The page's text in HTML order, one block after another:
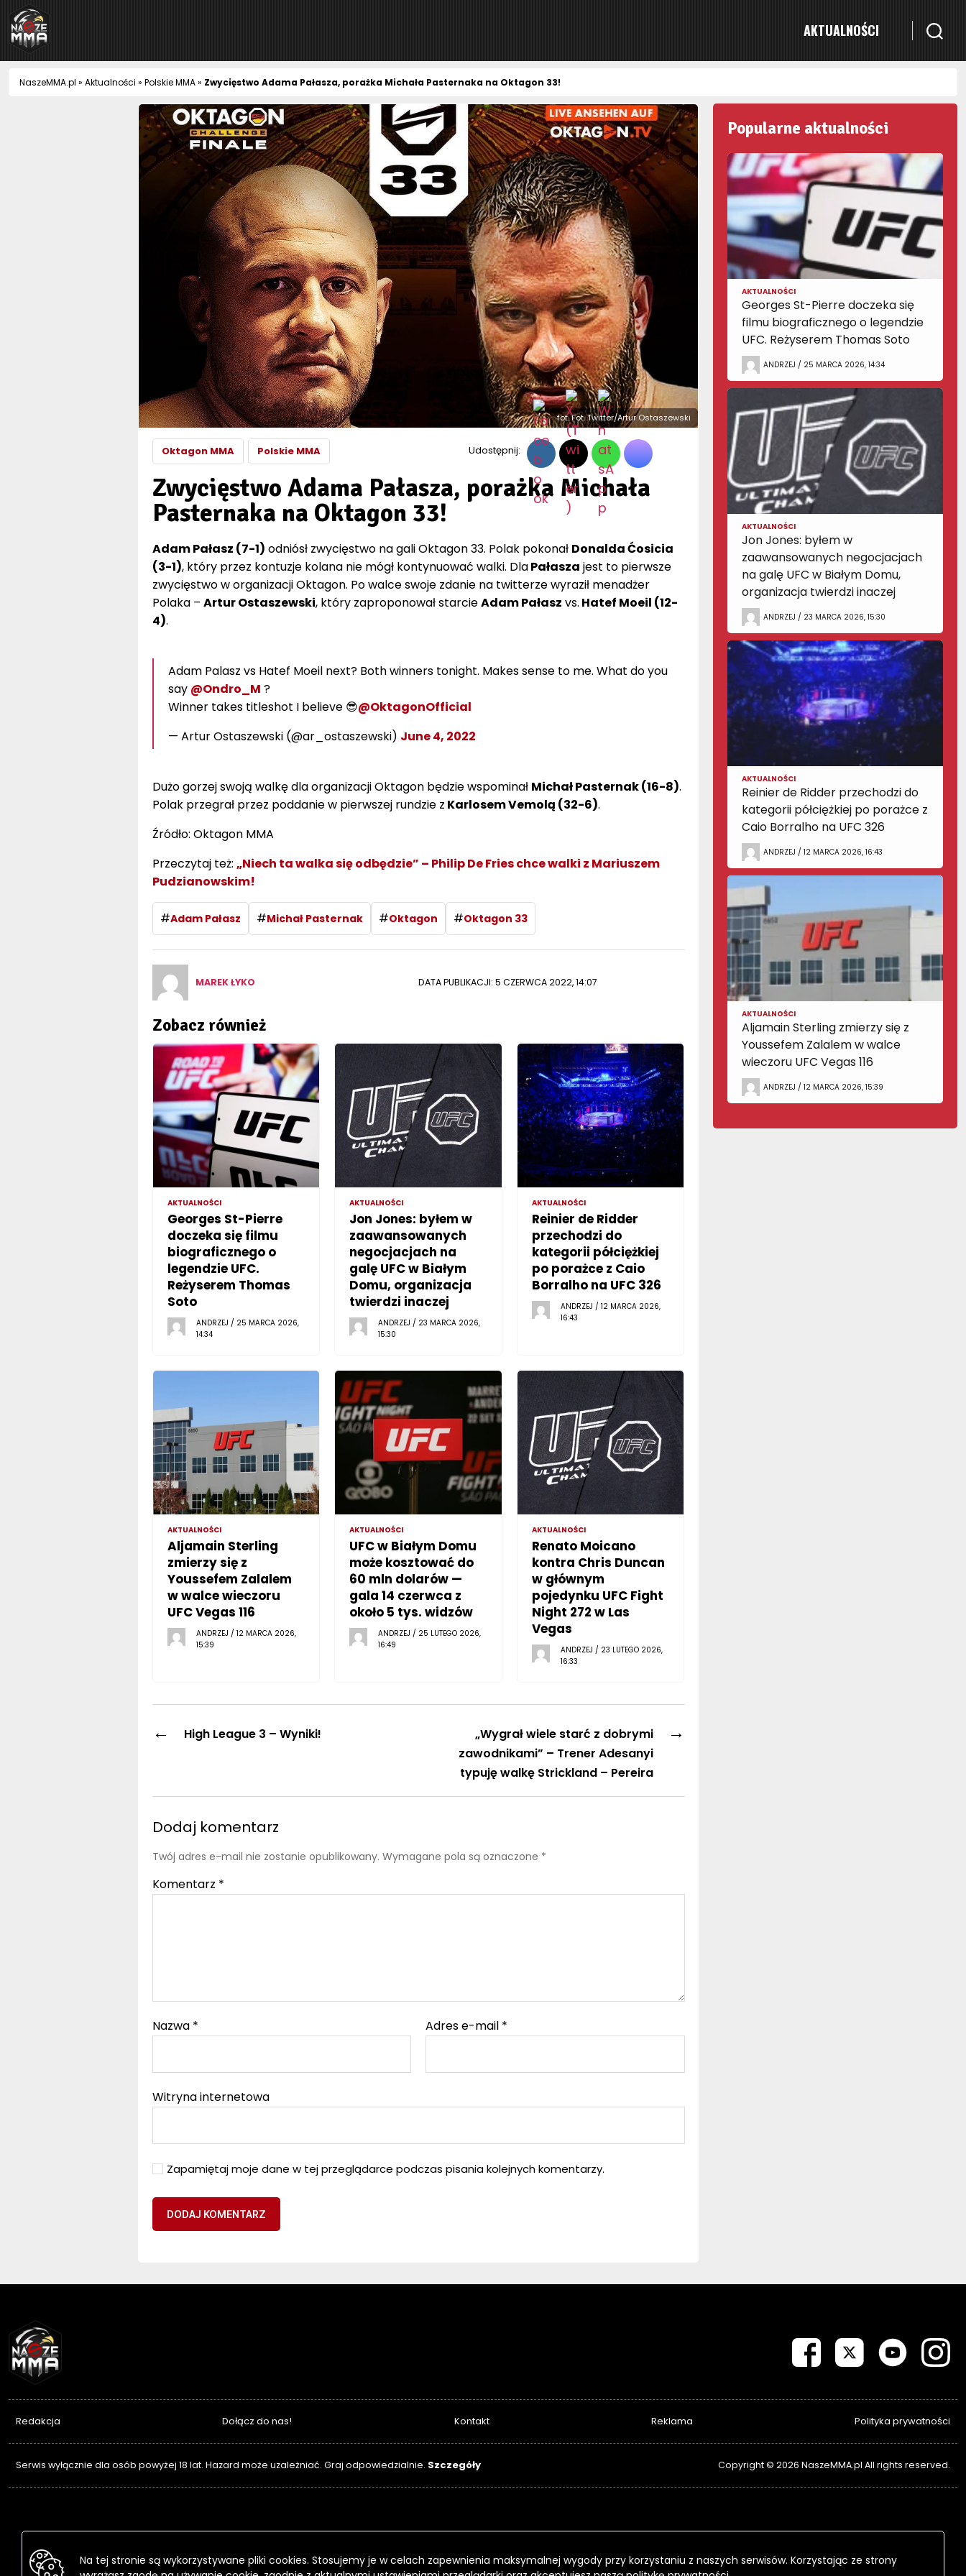
NaszeMMA
AKTUALNOŚCI
NaszeMMA.pl » Aktualności » Polskie MMA» Zwycięstwo Adama Pałasza, porażka Michała Pasternaka na Oktagon 33!
fot. Fot. Twitter/Artur Ostaszewski
Oktagon MMA Polskie MMA Udostępnij:
Zwycięstwo Adama Pałasza, porażka Michała
Pasternaka na Oktagon 33!
Adam Pałasz (7-1) odniósł zwycięstwo na gali Oktagon 33. Polak pokonał Donalda Ćosicia
(3-1), który przez kontuzje kolana nie mógł kontynuować walki. DlaPałasza jest to pierwsze
zwycięstwo w organizacji Oktagon. Po walce swoje zdanie na twitterze wyraził menadżer
Polaka – Artur Ostaszewski, który zaproponował starcieAdam Pałasz vs. Hatef Moeil (12-
4).
Adam Palasz vs Hatef Moeil next? Both winners tonight. Makes sense to me. What do you
say @Ondro_M ?
Winner takes titleshot I believe 😎@OktagonOfficial
— Artur Ostaszewski (@ar_ostaszewski) June 4, 2022
Dużo gorzej swoją walkę dla organizacji Oktagon będzie wspominał Michał Pasternak (16-8).
Polak przegrał przez poddanie w pierwszej rundzie z Karlosem Vemolą (32-6).
Źródło: Oktagon MMA
Przeczytaj też: „Niech ta walka się odbędzie” – Philip De Fries chce walki z Mariuszem
Pudzianowskim!
#Adam Pałasz #Michał Pasternak #Oktagon #Oktagon 33
MAREK ŁYKO DATA PUBLIKACJI: 5 CZERWCA 2022, 14:07
Zobacz również
AKTUALNOŚCI
Georges St-Pierre
doczeka się filmu
biograficznego o
legendzie UFC.
Reżyserem Thomas
Soto
ANDRZEJ / 25 MARCA 2026,
14:34
AKTUALNOŚCI
Jon Jones: byłem w
zaawansowanych
negocjacjach na
galę UFC w Białym
Domu, organizacja
twierdzi inaczej
ANDRZEJ / 23 MARCA 2026,
15:30
AKTUALNOŚCI
Reinier de Ridder
przechodzi do
kategorii półciężkiej
po porażce z Caio
Borralho na UFC 326
ANDRZEJ / 12 MARCA 2026,
16:43
AKTUALNOŚCI
Aljamain Sterling
zmierzy się z
Youssefem Zalalem
w walce wieczoru
UFC Vegas 116
ANDRZEJ / 12 MARCA 2026,
15:39
AKTUALNOŚCI
UFC w Białym Domu
może kosztować do
60 mln dolarów —
gala 14 czerwca z
około 5 tys. widzów
ANDRZEJ / 25 LUTEGO 2026,
16:49
AKTUALNOŚCI
Renato Moicano
kontra Chris Duncan
w głównym
pojedynku UFC Fight
Night 272 w Las
Vegas
ANDRZEJ / 23 LUTEGO 2026,
16:33
← High League 3 – Wyniki! →
„Wygrał wiele starć z dobrymi
zawodnikami” – Trener Adesanyi
typuję walkę Strickland – Pereira
Dodaj komentarz
Twój adres e-mail nie zostanie opublikowany. Wymagane pola są oznaczone *
Komentarz *
Nazwa * Adres e-mail *
Witryna internetowa
Zapamiętaj moje dane w tej przeglądarce podczas pisania kolejnych komentarzy.
Popularne aktualności
AKTUALNOŚCI
Georges St-Pierre doczeka się
filmu biograficznego o legendzie
UFC. Reżyserem Thomas Soto
ANDRZEJ / 25 MARCA 2026, 14:34
AKTUALNOŚCI
Jon Jones: byłem w
zaawansowanych negocjacjach
na galę UFC w Białym Domu,
organizacja twierdzi inaczej
ANDRZEJ / 23 MARCA 2026, 15:30
AKTUALNOŚCI
Reinier de Ridder przechodzi do
kategorii półciężkiej po porażce z
Caio Borralho na UFC 326
ANDRZEJ / 12 MARCA 2026, 16:43
AKTUALNOŚCI
Aljamain Sterling zmierzy się z
Youssefem Zalalem w walce
wieczoru UFC Vegas 116
ANDRZEJ / 12 MARCA 2026, 15:39
Redakcja Dołącz do nas! Kontakt Reklama Polityka prywatności
Serwis wyłącznie dla osób powyżej 18 lat. Hazard może uzależniać. Graj odpowiedzialnie. Szczegóły Copyright © 2026 NaszeMMA.pl All rights reserved.
Na tej stronie są wykorzystywane pliki cookies. Stosujemy je w celach zapewnienia maksymalnej wygody przy korzystaniu z naszych serwisów. Korzystając ze strony